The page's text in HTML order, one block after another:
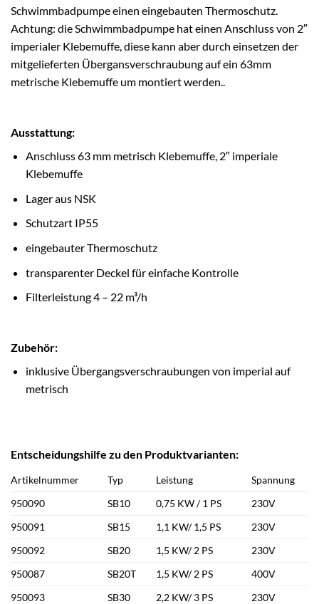
Schwimmbadpumpe einen eingebauten Thermoschutz.
Achtung: die Schwimmbadpumpe hat einen Anschluss von 2″
imperialer Klebemuffe, diese kann aber durch einsetzen der
mitgelieferten Übergansverschraubung auf ein 63mm
metrische Klebemuffe um montiert werden..
Ausstattung:
Anschluss 63 mm metrisch Klebemuffe, 2″ imperiale
Klebemuffe
Lager aus NSK
Schutzart IP55
eingebauter Thermoschutz
transparenter Deckel für einfache Kontrolle
Filterleistung 4 – 22 m³/h
Zubehör:
inklusive Übergangsverschraubungen von imperial auf
metrisch
Entscheidungshilfe zu den Produktvarianten:
Artikelnummer Typ Leistung
Spannung
950090
SB10 0,75 KW / 1 PS
230V
950091
SB15 1,1 KW/ 1,5 PS
230V
950092
SB20 1,5 KW/ 2 PS
230V
950087
SB20T 1,5 KW/ 2 PS
400V
950093
SB30 2,2 KW/ 3 PS
230V